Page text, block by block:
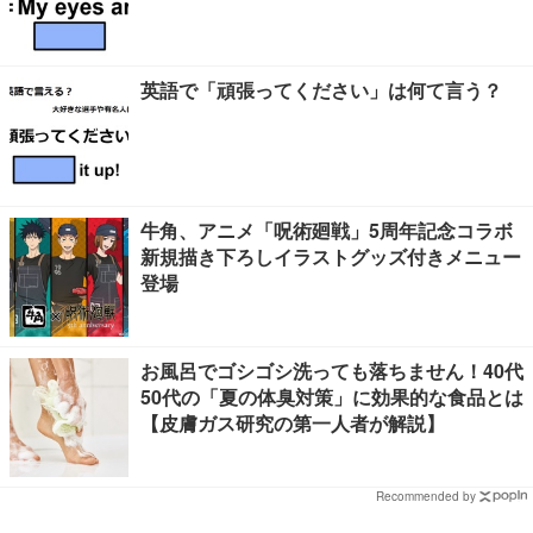
英語で「頑張ってください」は何て言う？
牛角、アニメ「呪術廻戦」5周年記念コラボ
新規描き下ろしイラストグッズ付きメニュー
登場
お風呂でゴシゴシ洗っても落ちません！40代
50代の「夏の体臭対策」に効果的な食品とは
【皮膚ガス研究の第一人者が解説】
Recommended by